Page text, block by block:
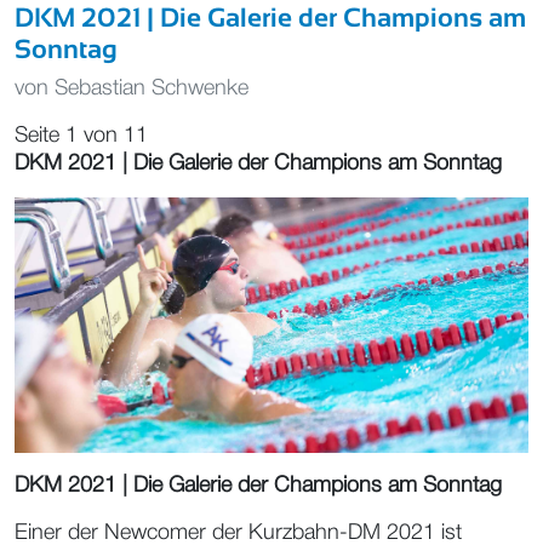
DKM 2021 | Die Galerie der Champions am
Sonntag
von Sebastian Schwenke
Seite 1 von 11
DKM 2021 | Die Galerie der Champions am Sonntag
DKM 2021 | Die Galerie der Champions am Sonntag
Einer der Newcomer der Kurzbahn-DM 2021 ist